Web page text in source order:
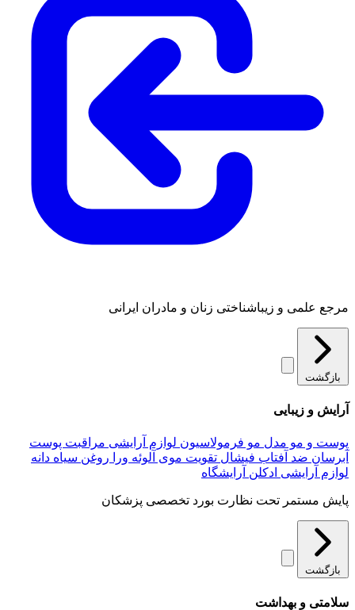
مرجع علمی و زیباشناختی زنان و مادران ایرانی
بازگشت
آرایش و زیبایی
پوست و مو مدل مو فرمولاسیون لوازم آرایشی مراقبت پوست
آبرسان ضد آفتاب فیشال تقویت موی آلوئه‌ ورا روغن سیاه دانه
لوازم آرایشی ادکلن آرایشگاه
پایش مستمر تحت نظارت بورد تخصصی پزشکان
بازگشت
سلامتی و بهداشت